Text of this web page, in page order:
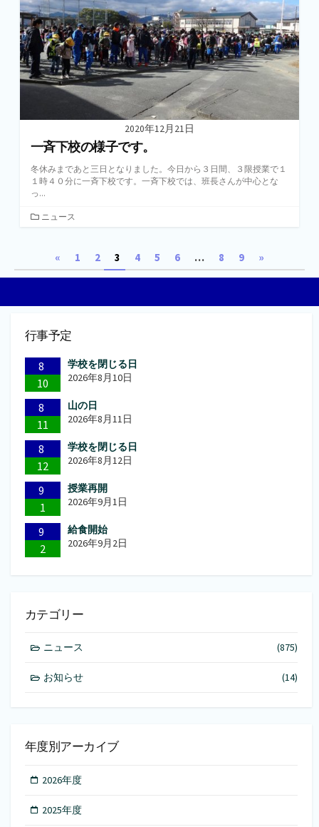
ー
2020年12月21日
一斉下校の様子です。
冬休みまであと三日となりました。今日から３日間、３限授業で１
１時４０分に一斉下校です。一斉下校では、班長さんが中心とな
っ...
カ
ー
ニュース
稿
ー
送
り
« 1 2 3 4 5 6 … 8 9 »
行事予定
8
10
学校を閉じる日
2026年8月10日
8
11
山の日
2026年8月11日
8
12
学校を閉じる日
2026年8月12日
9
1
授業再開
2026年9月1日
9
2
給食開始
2026年9月2日
カテゴリー
ニュース (875)
お知らせ (14)
年度別アーカイブ
2026年度
2025年度